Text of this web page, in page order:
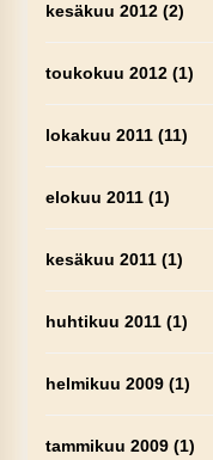
kesäkuu 2012(2)
toukokuu 2012(1)
lokakuu 2011(11)
elokuu 2011(1)
kesäkuu 2011(1)
huhtikuu 2011(1)
helmikuu 2009(1)
tammikuu 2009(1)